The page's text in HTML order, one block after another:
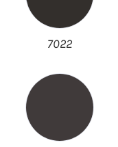
7022